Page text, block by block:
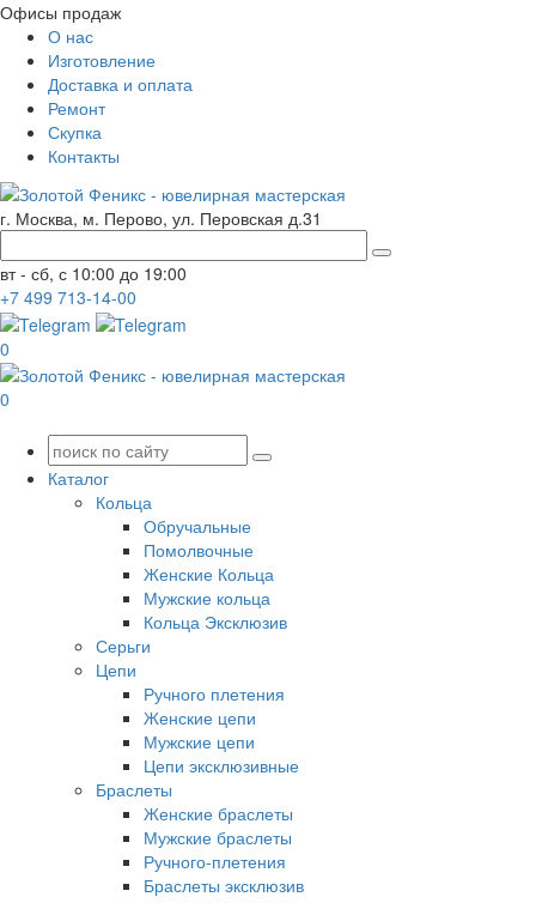
Офисы продаж
О нас
Изготовление
Доставка и оплата
Ремонт
Скупка
Контакты
г. Москва, м. Перово, ул. Перовская д.31
вт - сб, с 10:00 до 19:00
+7 499 713-14-00
0
0
Каталог
Кольца
Обручальные
Помолвочные
Женские Кольца
Мужские кольца
Кольца Эксклюзив
Серьги
Цепи
Ручного плетения
Женские цепи
Мужские цепи
Цепи эксклюзивные
Браслеты
Женские браслеты
Мужские браслеты
Ручного-плетения
Браслеты эксклюзив